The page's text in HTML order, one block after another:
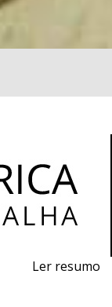
Ler resumo